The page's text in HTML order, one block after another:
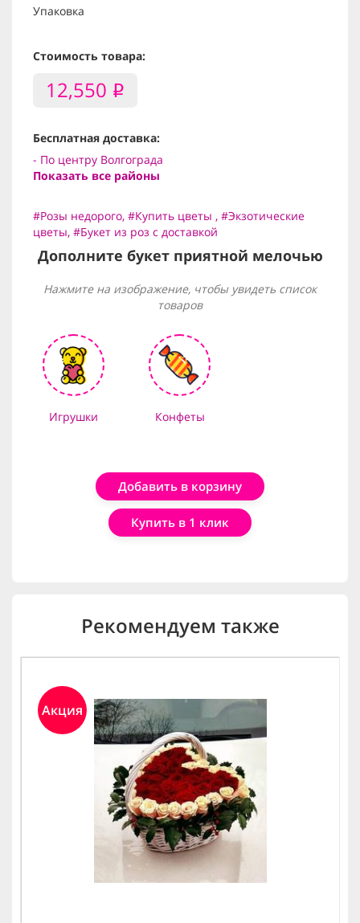
Упаковка
Стоимость товара:
12,550 i
Бесплатная доставка:
- По центру Волгограда
Показать все районы
#Розы недорого, #Купить цветы , #Экзотические
цветы, #Букет из роз с доставкой
Дополните букет приятной мелочью
Нажмите на изображение, чтобы увидеть список
товаров
Игрушки Конфеты
Добавить в корзину
Купить в 1 клик
Рекомендуем также
Акция